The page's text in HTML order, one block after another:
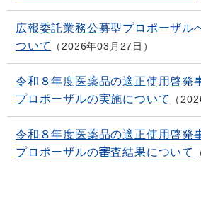
広報委託業務公募型プロポーザル
ついて
2026年03月27日
令和８年度医薬品の適正使用啓発
プロポーザルの実施について
令和８年度医薬品の適正使用啓発
プロポーザルの審査結果について